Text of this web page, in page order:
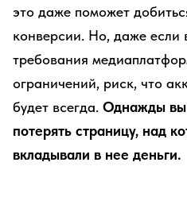
это даже поможет
конверсии. Но, даже если
требования
ограничений, риск, что
будет всегда. Однажды вы
потерять страницу, над
вкладывали в нее деньги.